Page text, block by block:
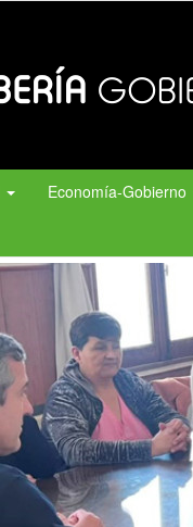
Economía-Gobierno